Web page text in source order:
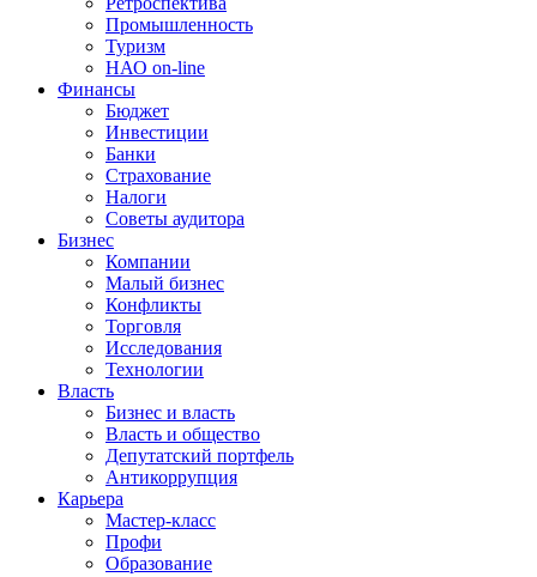
Промышленность
Туризм
НАО on-line
Финансы
Бюджет
Инвестиции
Банки
Страхование
Налоги
Советы аудитора
Бизнес
Компании
Малый бизнес
Конфликты
Торговля
Исследования
Технологии
Власть
Бизнес и власть
Власть и общество
Депутатский портфель
Антикоррупция
Карьера
Мастер-класс
Профи
Образование